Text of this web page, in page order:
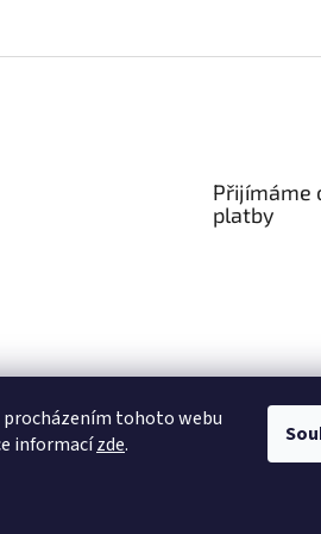
procházením tohoto webu
informacízde.
Přijímáme
platby